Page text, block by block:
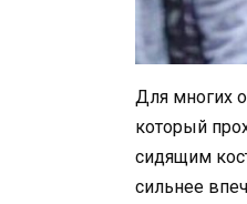
Для многих
который
сидящим
сильнее